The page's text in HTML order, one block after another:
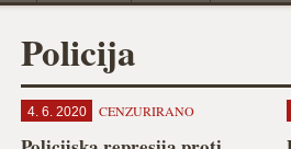
Policija
4. 6. 2020 CENZURIRANO